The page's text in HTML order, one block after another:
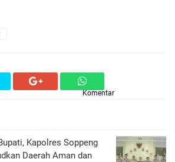
Komentar
Kapolres Soppeng
Daerah Aman dan